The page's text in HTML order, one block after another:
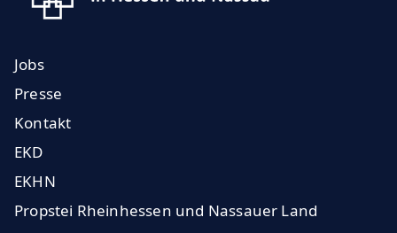
Jobs
Presse
Kontakt
EKD
EKHN
Propstei Rheinhessen und Nassauer Land